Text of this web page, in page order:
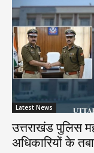
Latest News
उत्तराखंड पुलिस
अधिकारियों के